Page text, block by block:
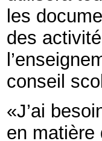
les
des
conseil
«J’ai
en matière